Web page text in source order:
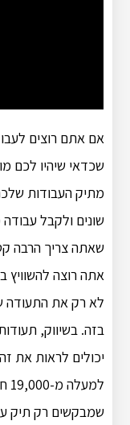
אם אתם רוצים
שכדאי שיהיו לכם
מתיק העבודות
שונים ולקבל
שאתה צריך הרבה
אתה רוצה
לא רק את התעודה
בזה. בשיווק,
יכולים לראות את
שמבקשים רק תיק